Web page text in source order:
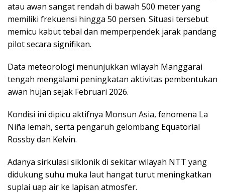
atau awan sangat rendah di bawah 500 meter yang
memiliki frekuensi hingga 50 persen. Situasi tersebut
memicu kabut tebal dan memperpendek jarak pandang
pilot secara signifikan.
Data meteorologi menunjukkan wilayah Manggarai
tengah mengalami peningkatan aktivitas pembentukan
awan hujan sejak Februari 2026.
Kondisi ini dipicu aktifnya Monsun Asia, fenomena La
Niña lemah, serta pengaruh gelombang Equatorial
Rossby dan Kelvin.
Adanya sirkulasi siklonik di sekitar wilayah NTT yang
didukung suhu muka laut hangat turut meningkatkan
suplai uap air ke lapisan atmosfer.